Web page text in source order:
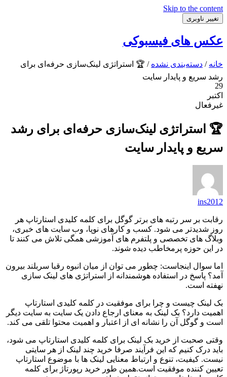
Skip to the content
تغییر ناوبری
عکس های فیسبوکی
خانه / دسته‌بندی نشده / 🏆 استراتژی لینک‌سازی حرفه‌ای برای
رشد سریع و پایدار سایت
29
اکتبر
غیرفعال
🏆 استراتژی لینک‌سازی حرفه‌ای برای رشد
سریع و پایدار سایت
ins2012
رقابت بر سر رتبه های برتر گوگل برای کلمه کلیدی استارتاپ هر
روز شدیدتر می شود. کسب و کارهای نوپا، وب سایت های خبری،
وبلاگ های تخصصی و پلتفرم های آموزشی همگی تلاش می کنند تا
در این حوزه پرمخاطب دیده شوند.
اما سوال اینجاست: چطور می توان از میان انبوه رقبا سربلند بیرون
آمد؟ پاسخ در استفاده هوشمندانه از استراتژی های لینک سازی
نهفته است.
بک لینک چیست و چرا برای موفقیت در کلمه کلیدی استارتاپ
اهمیت دارد؟ بک لینک به معنای ارجاع دادن یک سایت به سایت دیگر
است و گوگل آن را نشانه ای از اعتبار و اهمیت محتوا تلقی می کند.
وقتی صحبت از خرید بک لینک برای کلمه کلیدی استارتاپ می شود،
باید درک کنیم که این فرآیند صرفا خرید چند لینک از هر سایتی
نیست. کیفیت، تنوع و ارتباط معنایی لینک ها با موضوع استارتاپ
تعیین کننده موفقیت است.همین طور خرید رپورتاژ برای کلمه